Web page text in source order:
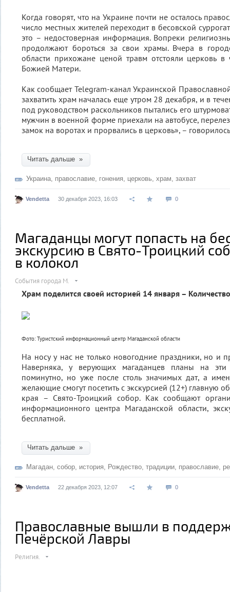
Когда говорят, что на Украине почти не осталось
число местных жителей переходит в бесовской
это – недостоверная информация. Вопреки
продолжают бороться за свои храмы. Вчера в
области прихожане ценой травм отстояли церковь в
Божией Матери.
Как сообщает Telegram-канал Украинской
захватить храм началась еще утром 28 декабря, и в
под руководством раскольников пытались его
мужчин в военной форме приехали на автобусе,
замок на воротах и ​​прорвались в церковь», –
Читать дальше »
Украина православие гонения церковь храм захват
Vendetta 30 декабря 2023, 16:03 0
Магаданцы могут попасть на
экскурсию в Свято-Троицкий
в колокол
События города М.
Храм поделится своей историей 14 января –
Фото: Туристский информационный центр Магаданской области
На носу у нас не только новогодние праздники, но и
Наверняка, у верующих магаданцев планы на
поминутно, но уже после столь значимых дат, а
желающие смогут посетить с экскурсией (12+) главную
края – Свято-Троицкий собор. Как сообщают
информационного центра Магаданской области,
бесплатной.
Читать дальше »
Магадан собор история Рождество традиции православие
Vendetta 22 декабря 2023, 12:07 0
Православные вышли в
Печёрской Лавры
Религия.